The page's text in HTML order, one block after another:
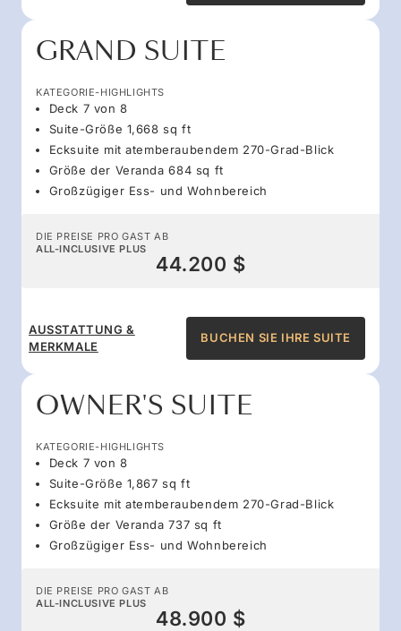
GRAND SUITE
KATEGORIE-HIGHLIGHTS
Deck 7 von 8
Suite-Größe 1,668 sq ft
Ecksuite mit atemberaubendem 270-Grad-Blick
Größe der Veranda 684 sq ft
Großzügiger Ess- und Wohnbereich
DIE PREISE PRO GAST AB
ALL-INCLUSIVE PLUS
44.200 $
AUSSTATTUNG &
MERKMALE
BUCHEN SIE IHRE SUITE
OWNER'S SUITE
KATEGORIE-HIGHLIGHTS
Deck 7 von 8
Suite-Größe 1,867 sq ft
Ecksuite mit atemberaubendem 270-Grad-Blick
Größe der Veranda 737 sq ft
Großzügiger Ess- und Wohnbereich
DIE PREISE PRO GAST AB
ALL-INCLUSIVE PLUS
48.900 $